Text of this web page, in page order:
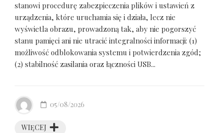
stanowi procedurę zabezpieczenia plików i ustawień z
urządzenia, które uruchamia się i działa, lecz nie
wyświetla obrazu, prowadzoną tak, aby nie pogorszyć
stanu pamięci ani nie utracić integralności informacji: (1)
możliwość odblokowania systemu i potwierdzenia zgód;
(2) stabilność zasilania oraz łączności USB...
WIĘCEJ
05/08/2026